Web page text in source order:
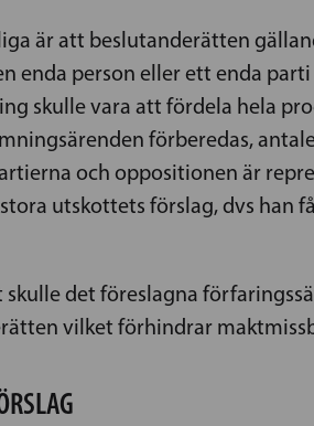
är att beslutanderätten
enda person eller ett enda
skulle vara att fördela hela
förberedas,
och oppositionen är
utskottets förslag, dvs han
skulle det föreslagna
vilket förhindrar